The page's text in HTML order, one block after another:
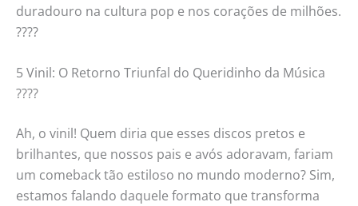
duradouro na cultura pop e nos corações de milhões.
????
5 Vinil: O Retorno Triunfal do Queridinho da Música
????
Ah, o vinil! Quem diria que esses discos pretos e
brilhantes, que nossos pais e avós adoravam, fariam
um comeback tão estiloso no mundo moderno? Sim,
estamos falando daquele formato que transforma